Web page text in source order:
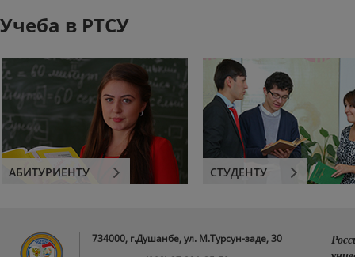
Учеба в РТСУ
АБИТУРИЕНТУ СТУДЕНТУ
734000, г.Душанбе, ул. М.Турсун-заде, 30